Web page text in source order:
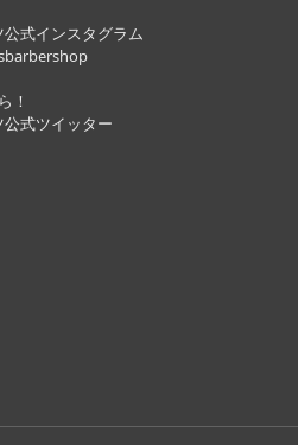
式インスタグラム
！
式ツイッター